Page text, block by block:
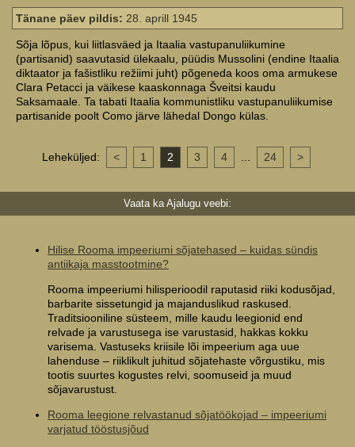
Tänane päev pildis: 28. aprill 1945
Sõja lõpus, kui liitlasväed ja Itaalia vastupanuliikumine
(partisanid) saavutasid ülekaalu, püüdis Mussolini (endine Itaalia
diktaator ja fašistliku režiimi juht) põgeneda koos oma armukese
Clara Petacci ja väikese kaaskonnaga Šveitsi kaudu
Saksamaale. Ta tabati Itaalia kommunistliku vastupanuliikumise
partisanide poolt Como järve lähedal Dongo külas.
Leheküljed: < 1 2 3 4 24 >
Vaata ka Ajalugu veebi:
Hilise Rooma impeeriumi sõjatehased – kuidas sündis
antiikaja masstootmine?
Rooma impeeriumi hilisperioodil raputasid riiki kodusõjad,
barbarite sissetungid ja majanduslikud raskused.
Traditsiooniline süsteem, mille kaudu leegionid end
relvade ja varustusega ise varustasid, hakkas kokku
varisema. Vastuseks kriisile lõi impeerium aga uue
lahenduse – riiklikult juhitud sõjatehaste võrgustiku, mis
tootis suurtes kogustes relvi, soomuseid ja muud
sõjavarustust.
Rooma leegione relvastanud sõjatöökojad – impeeriumi
varjatud tööstusjõud